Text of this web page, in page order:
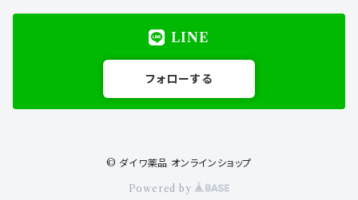
LINE
フォローする
© ダイワ薬品 オンラインショップ
Powered by